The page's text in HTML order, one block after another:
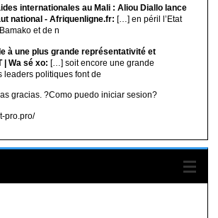
internationales au Mali : Aliou Diallo lance
national - Afriquenligne.fr: […] en péril l’Etat
et de n
à une plus grande représentativité et
| Wa sé xo: […] soit encore une grande
leaders politiques font de
gracias. ?Como puedo iniciar sesion?
pro.pro/